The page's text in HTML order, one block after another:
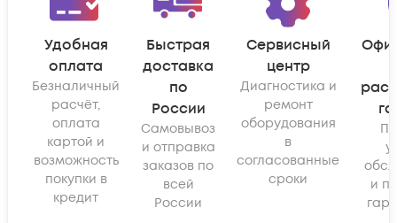
Удобная
оплата
Безналичный
расчёт,
оплата
картой и
возможность
покупки в
кредит
Быстрая
доставка
по
России
Самовывоз
и отправка
заказов по
всей
России
Сервисный
центр
Диагностика и
ремонт
оборудования
в
согласованные
сроки
и